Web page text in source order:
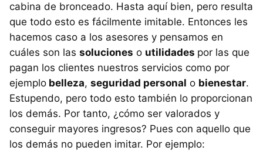
cabina de bronceado. Hasta aquí bien, pero resulta
que todo esto es fácilmente imitable. Entonces les
hacemos caso a los asesores y pensamos en
cuáles son las soluciones o utilidades por las que
pagan los clientes nuestros servicios como por
ejemplo belleza, seguridad personal o bienestar.
Estupendo, pero todo esto también lo proporcionan
los demás. Por tanto, ¿cómo ser valorados y
conseguir mayores ingresos? Pues con aquello que
los demás no pueden imitar. Por ejemplo: